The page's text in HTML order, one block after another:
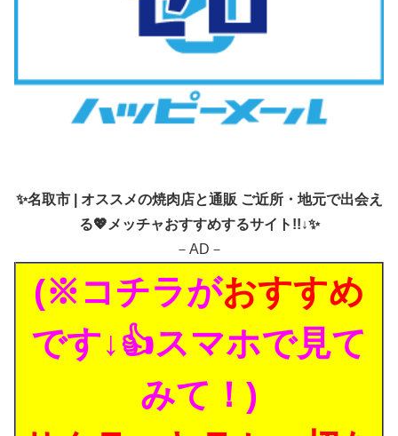
✨名取市 | オススメの焼肉店と通販 ご近所・地元で出会え
る💖メッチャおすすめするサイト!!↓✨
－AD－
(※コチラがおすすめ
です↓👍スマホで見て
みて！)